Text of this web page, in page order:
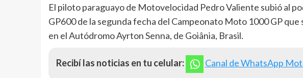
El piloto paraguayo de Motovelocidad Pedro Valiente subió al
GP600 de la segunda fecha del Campeonato Moto 1000 GP
en el Autódromo Ayrton Senna, de Goiânia, Brasil.
Recibí las noticias en tu celular: Canal de WhatsApp